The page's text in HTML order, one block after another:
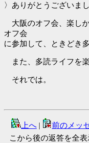
〉ありがとうございま
大阪のオフ会、楽し
オフ会
に参加して、ときどき
また、多読ライフを楽
それでは。
上へ | 前のメッ
こから後の返答を全表